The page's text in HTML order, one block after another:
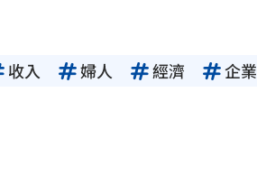
收入 婦人 經濟 企業